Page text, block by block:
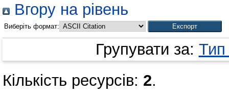
Вгору на рівень
Виберіть формат:
Групувати за: Тип
Кількість ресурсів: 2.